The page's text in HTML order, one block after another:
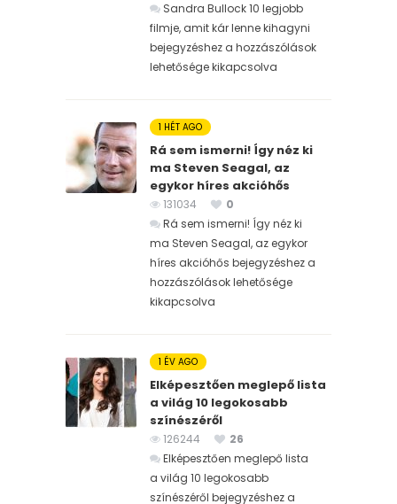
Sandra Bullock 10 legjobb
filmje, amit kár lenne kihagyni
bejegyzéshez a hozzászólások
lehetősége kikapcsolva
1 HÉT AGO
Rá sem ismerni! Így néz ki
ma Steven Seagal, az
egykor híres akcióhős
131034
0
Rá sem ismerni! Így néz ki
ma Steven Seagal, az egykor
híres akcióhős bejegyzéshez a
hozzászólások lehetősége
kikapcsolva
1 ÉV AGO
Elképesztően meglepő lista
a világ 10 legokosabb
színészéről
126244
26
Elképesztően meglepő lista
a világ 10 legokosabb
színészéről bejegyzéshez a